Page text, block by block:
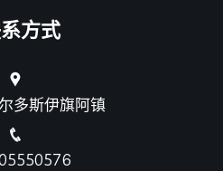
方式
多斯伊旗阿镇